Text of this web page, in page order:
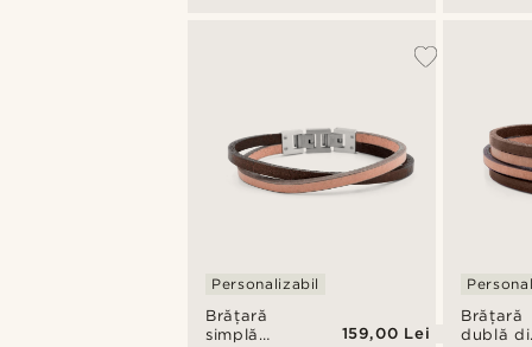
Brățară
simplă
Personalizabil
159,00 Lei
Brățară
dublă